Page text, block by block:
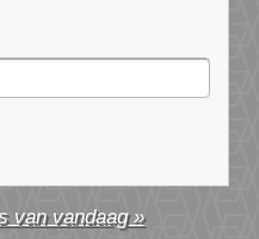
van vandaag »